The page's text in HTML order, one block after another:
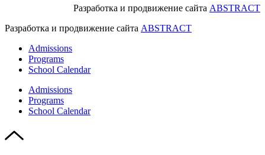
Разработка и продвижение сайта ABSTRACT
Разработка и продвижение сайта ABSTRACT
Admissions
Programs
School Calendar
Admissions
Programs
School Calendar